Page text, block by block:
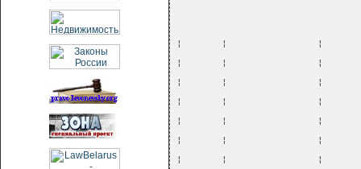
¦       ¦                ¦
¦       ¦                ¦
¦       ¦                ¦
¦       ¦                ¦
¦       ¦                ¦
¦       ¦                ¦
¦       ¦                ¦